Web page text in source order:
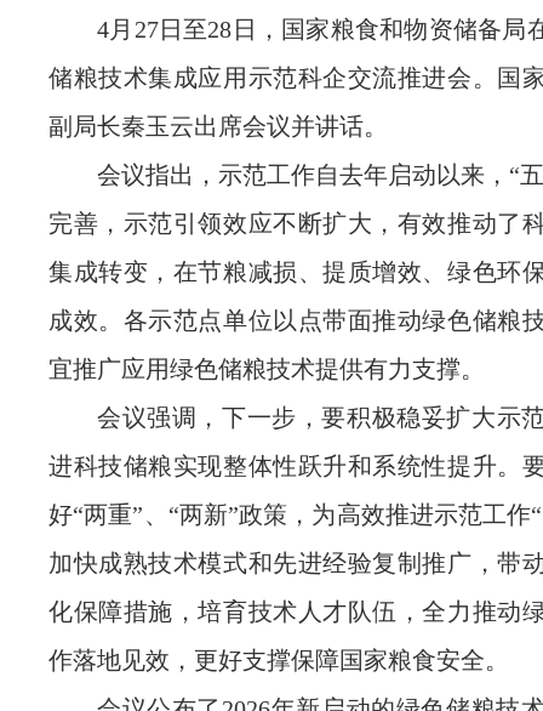
4月27日至28日，国家粮食和物资储备局
储粮技术集成应用示范科企交流推进会。国
副局长秦玉云出席会议并讲话。
会议指出，示范工作自去年启动以来，“
完善，示范引领效应不断扩大，有效推动了
集成转变，在节粮减损、提质增效、绿色环
成效。各示范点单位以点带面推动绿色储粮
宜推广应用绿色储粮技术提供有力支撑。
会议强调，下一步，要积极稳妥扩大示
进科技储粮实现整体性跃升和系统性提升。
好“两重”、“两新”政策，为高效推进示范工
加快成熟技术模式和先进经验复制推广，带
化保障措施，培育技术人才队伍，全力推动
作落地见效，更好支撑保障国家粮食安全。